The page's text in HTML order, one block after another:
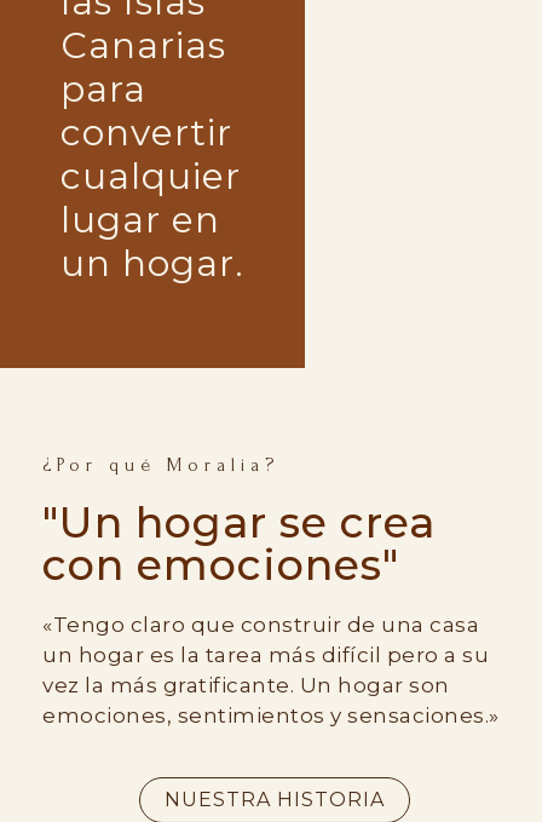
Canarias
para
convertir
cualquier
lugar en
un hogar.
¿Por qué Moralia?
"Un hogar se crea
con emociones"
«Tengo claro que construir de una casa
un hogar es la tarea más difícil pero a su
vez la más gratificante. Un hogar son
emociones, sentimientos y sensaciones.»
NUESTRA HISTORIA